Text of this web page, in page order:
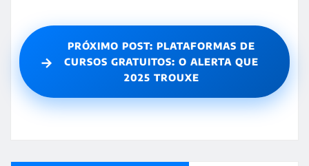
→
PRÓXIMO POST: PLATAFORMAS DE
CURSOS GRATUITOS: O ALERTA QUE
2025 TROUXE